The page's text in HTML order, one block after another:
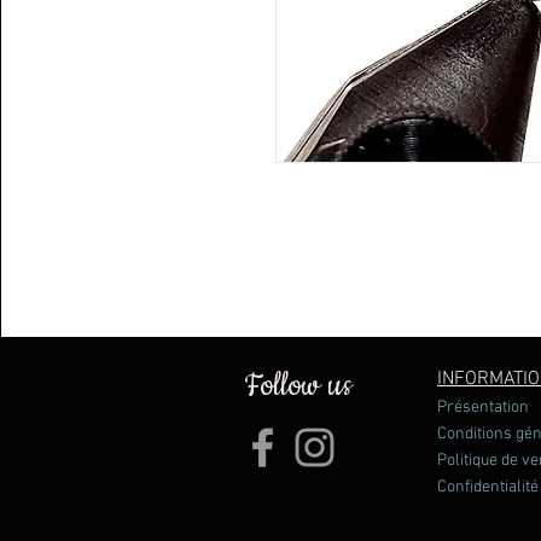
Follow us
Présentation
Conditions
Politique de
Confidentialité